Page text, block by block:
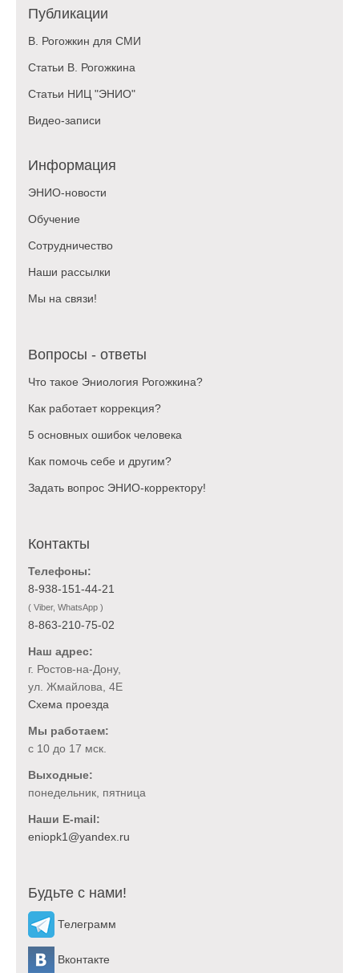
Публикации
В. Рогожкин для СМИ
Статьи В. Рогожкина
Статьи НИЦ "ЭНИО"
Видео-записи
Информация
ЭНИО-новости
Обучение
Сотрудничество
Наши рассылки
Мы на связи!
Вопросы - ответы
Что такое Эниология Рогожкина?
Как работает коррекция?
5 основных ошибок человека
Как помочь себе и другим?
Задать вопрос ЭНИО-корректору!
Контакты
Телефоны:
8-938-151-44-21
( Viber, WhatsApp )
8-863-210-75-02
Наш адрес:
г. Ростов-на-Дону,
ул. Жмайлова, 4Е
Схема проезда
Мы работаем:
с 10 до 17 мск.
Выходные:
понедельник, пятница
Наши E-mail:
Будьте с нами!
Телеграмм
Вконтакте